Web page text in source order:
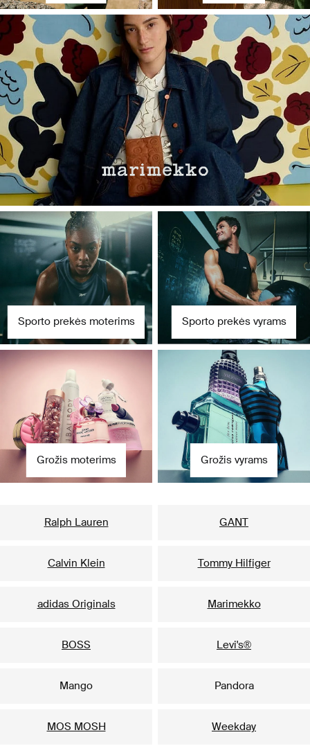
Sporto prekės moterims Sporto prekės vyrams
Grožis moterims Grožis vyrams
Ralph Lauren GANT
Calvin Klein Tommy Hilfiger
adidas Originals Marimekko
BOSS Levi's®
Mango Pandora
MOS MOSH Weekday